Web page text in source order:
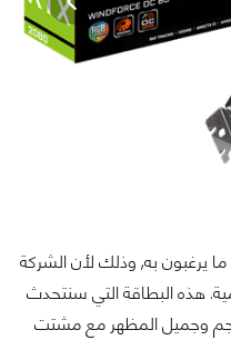
يرغبون به, وذلك لأن الشركة
هذه البطاقة التي سنتحدث
وجميل المظهر مع مشتت